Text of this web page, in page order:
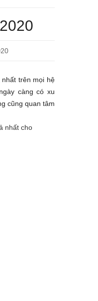
trên mọi hệ
càng có xu
cũng quan tâm
nhất cho